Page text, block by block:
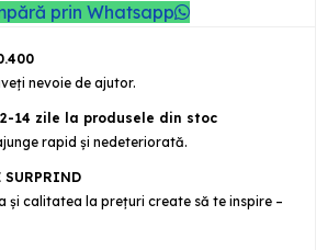
prin Whatsapp
nevoie de ajutor.
2-14 zile la produsele din stoc
rapid şi nedeteriorată.
SURPRIND
și calitatea la prețuri create să te inspire –